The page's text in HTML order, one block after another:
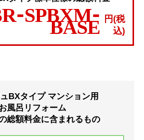
SPBXM-
BASE
円(税
込)
BXタイプ マンション用
風呂リフォーム
総額料金に含まれるもの